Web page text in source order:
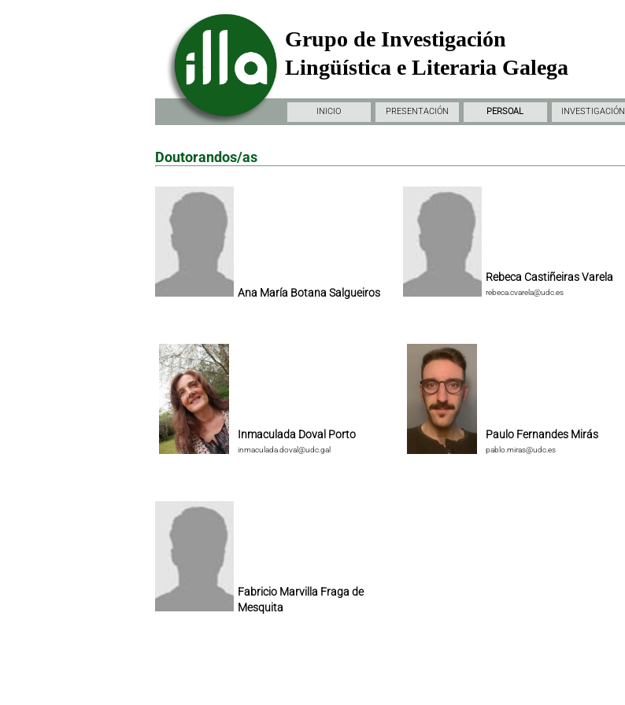
Grupo de Investigación
Lingüística e Literaria Galega
INICIO PRESENTACIÓN PERSOAL INVESTIGACIÓN
Doutorandos/as
Ana María Botana Salgueiros
Rebeca Castiñeiras Varela
rebeca.cvarela@udc.es
Inmaculada Doval Porto
inmaculada.doval@udc.gal
Paulo Fernandes Mirás
pablo.miras@udc.es
Fabricio Marvilla Fraga de
Mesquita